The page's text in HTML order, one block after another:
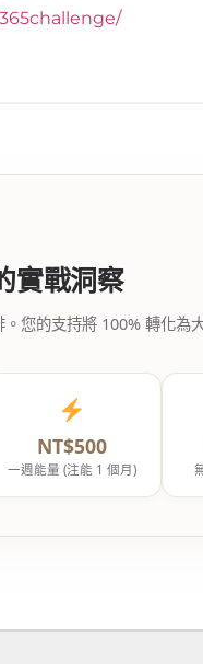
實戰洞察
您的支持將 100% 轉化為
NT$500
一週能量 (注能 1 個月)